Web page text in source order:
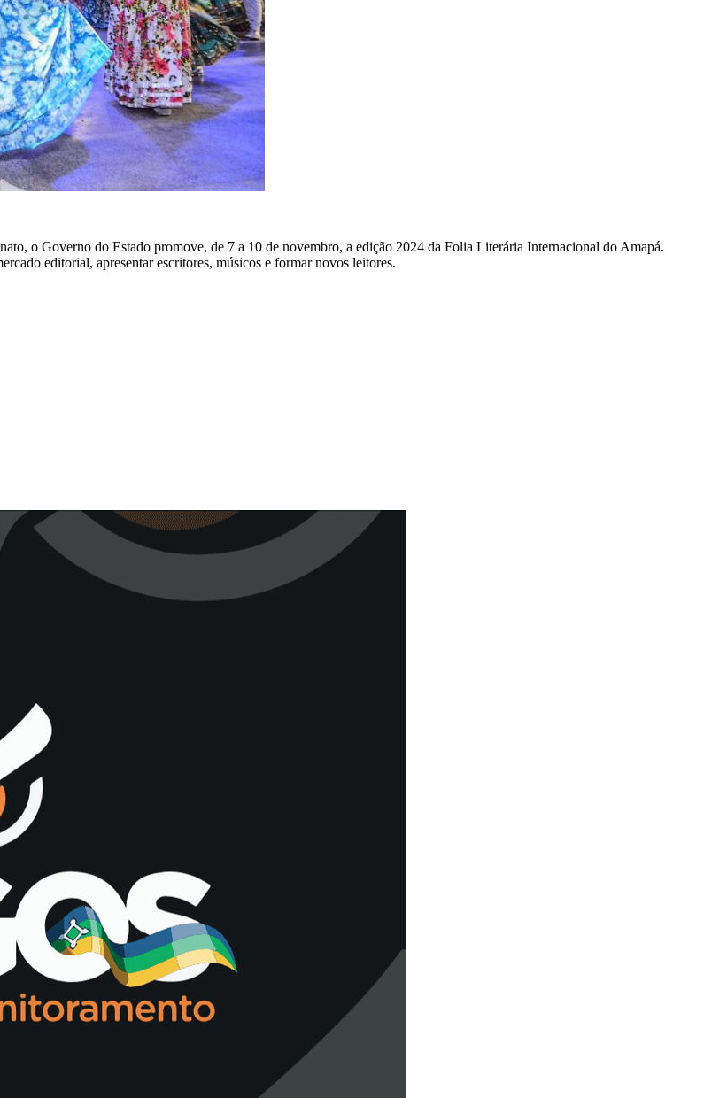
o Governo do Estado promove, de 7 a 10 de novembro, a edição 2024 da Folia Literária Internacional do Amapá.
editorial, apresentar escritores, músicos e formar novos leitores.